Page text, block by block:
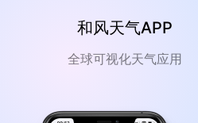
和风天气APP
全球可视化天气应用